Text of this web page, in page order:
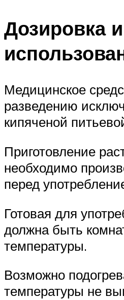
Дозировка
Медицинское
разведению
кипяченой
Приготовление
необходимо
перед
Готовая для
должна быть
температуры.
Возможно
температуры не